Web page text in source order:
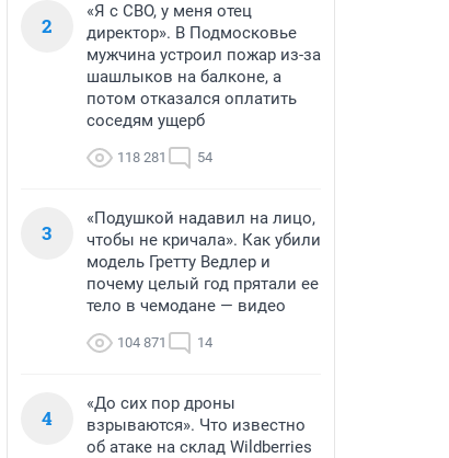
2
«Я с СВО, у меня отец
директор». В Подмосковье
мужчина устроил пожар из-за
шашлыков на балконе, а
потом отказался оплатить
соседям ущерб
118 281 54
3
«Подушкой надавил на лицо,
чтобы не кричала». Как убили
модель Гретту Ведлер и
почему целый год прятали ее
тело в чемодане — видео
104 871 14
4
«До сих пор дроны
взрываются». Что известно
об атаке на склад Wildberries